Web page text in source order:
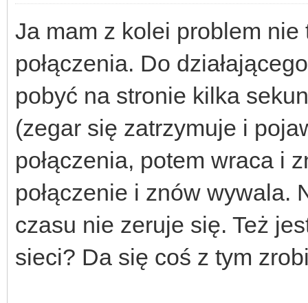
Ja mam z kolei problem
połączenia. Do
pobyć na stronie kilka
(zegar się zatrzymuje i
połączenia, potem wraca i
połączenie i znów wywala.
czasu nie zeruje się. Też
sieci? Da się coś z tym